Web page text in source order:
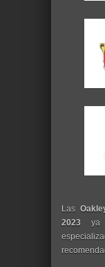
Las
2023 ya